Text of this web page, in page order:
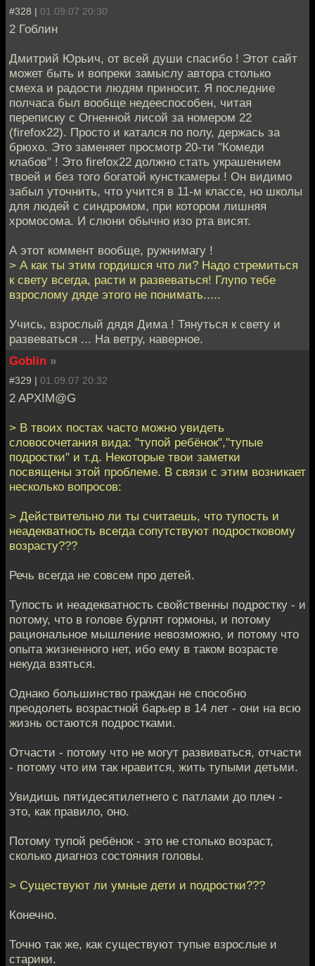
#328 | 01.09.07 20:30
2 Гоблин
Дмитрий Юрьич, от всей души спасибо ! Этот сайт
может быть и вопреки замыслу автора столько
смеха и радости людям приносит. Я последние
полчаса был вообще недееспособен, читая
переписку с Огненной лисой за номером 22
(firefox22). Просто и катался по полу, держась за
брюхо. Это заменяет просмотр 20-ти "Комеди
клабов" ! Это firefox22 должно стать украшением
твоей и без того богатой кунсткамеры ! Он видимо
забыл уточнить, что учится в 11-м классе, но школы
для людей с синдромом, при котором лишняя
хромосома. И слюни обычно изо рта висят.
А этот коммент вообще, ружнимагу !
> А как ты этим гордишся что ли? Надо стремиться
к свету всегда, расти и развеваться! Глупо тебе
взрослому дяде этого не понимать.....
Учись, взрослый дядя Дима ! Тянуться к свету и
развеваться ... На ветру, наверное.
Goblin »
#329 | 01.09.07 20:32
2 APXIM@G
> В твоих постах часто можно увидеть
словосочетания вида: "тупой ребёнок","тупые
подростки" и т.д. Некоторые твои заметки
посвящены этой проблеме. В связи с этим возникает
несколько вопросов:
> Действительно ли ты считаешь, что тупость и
неадекватность всегда сопутствуют подростковому
возрасту???
Речь всегда не совсем про детей.
Тупость и неадекватность свойственны подростку - и
потому, что в голове бурлят гормоны, и потому
рациональное мышление невозможно, и потому что
опыта жизненного нет, ибо ему в таком возрасте
некуда взяться.
Однако большинство граждан не способно
преодолеть возрастной барьер в 14 лет - они на всю
жизнь остаются подростками.
Отчасти - потому что не могут развиваться, отчасти
- потому что им так нравится, жить тупыми детьми.
Увидишь пятидесятилетнего с патлами до плеч -
это, как правило, оно.
Потому тупой ребёнок - это не столько возраст,
сколько диагноз состояния головы.
> Существуют ли умные дети и подростки???
Конечно.
Точно так же, как существуют тупые взрослые и
старики.